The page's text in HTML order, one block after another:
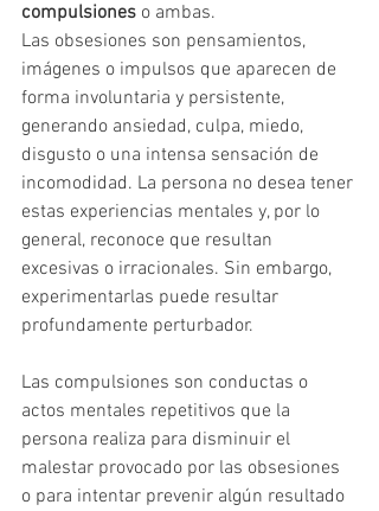
compulsiones o ambas.
Las obsesiones son pensamientos,
imágenes o impulsos que aparecen de
forma involuntaria y persistente,
generando ansiedad, culpa, miedo,
disgusto o una intensa sensación de
incomodidad. La persona no desea tener
estas experiencias mentales y, por lo
general, reconoce que resultan
excesivas o irracionales. Sin embargo,
experimentarlas puede resultar
profundamente perturbador.
Las compulsiones son conductas o
actos mentales repetitivos que la
persona realiza para disminuir el
malestar provocado por las obsesiones
o para intentar prevenir algún resultado